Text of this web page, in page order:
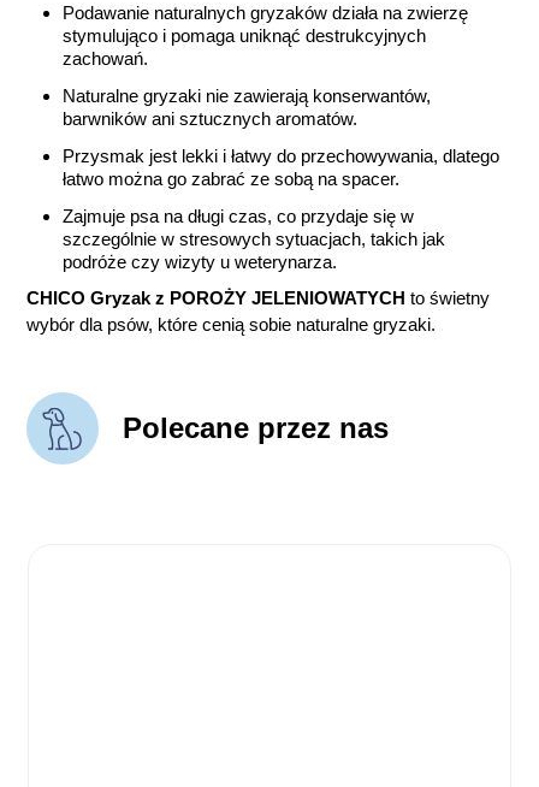
Podawanie naturalnych gryzaków działa na zwierzę
stymulująco i pomaga uniknąć destrukcyjnych
zachowań.
Naturalne gryzaki nie zawierają konserwantów,
barwników ani sztucznych aromatów.
Przysmak jest lekki i łatwy do przechowywania, dlatego
łatwo można go zabrać ze sobą na spacer.
Zajmuje psa na długi czas, co przydaje się w
szczególnie w stresowych sytuacjach, takich jak
podróże czy wizyty u weterynarza.
CHICO Gryzak z POROŻY JELENIOWATYCH to świetny
wybór dla psów, które cenią sobie naturalne gryzaki.
Polecane przez nas